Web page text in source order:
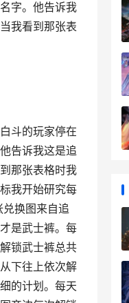
字。他告诉我
我看到那张表
斗的玩家停在
告诉我这是追
那张表格时我
我开始研究每
换图来自追
是武士裤。每
锁武士裤总共
下往上依次解
的计划。每天